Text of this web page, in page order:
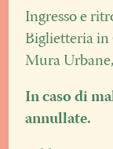
Ingresso e
Biglietteria in
Mura
In caso di
annullate.